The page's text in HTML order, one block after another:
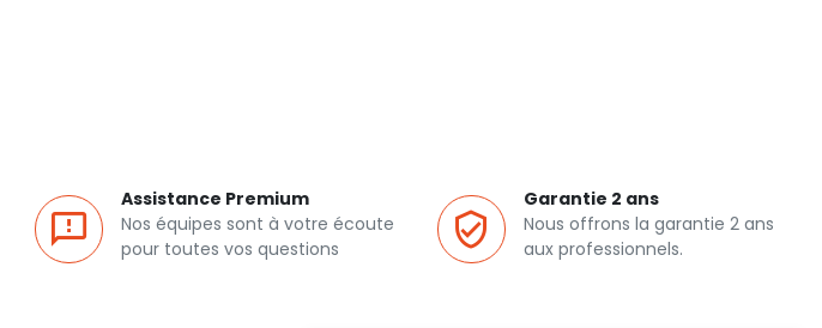
Assistance Premium
Nos équipes sont à votre écoute
pour toutes vos questions
Garantie 2 ans
Nous offrons la garantie 2 ans
aux professionnels.